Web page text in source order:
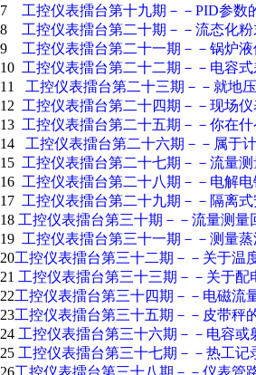
7 工控仪表擂台第十九期－－PID参数
8 工控仪表擂台第二十期－－流态化
9 工控仪表擂台第二十一期－－锅炉
10 工控仪表擂台第二十二期－－电容
11 工控仪表擂台第二十三期－－就地
12 工控仪表擂台第二十四期－－现场
13 工控仪表擂台第二十五期－－你在
14 工控仪表擂台第二十六期－－属于
15 工控仪表擂台第二十七期－－流量
16 工控仪表擂台第二十八期－－电解
17 工控仪表擂台第二十九期－－隔离
18 工控仪表擂台第三十期－－流量测量
19 工控仪表擂台第三十一期－－测量
20工控仪表擂台第三十二期－－关于温
21 工控仪表擂台第三十三期－－关于配
22工控仪表擂台第三十四期－－电磁流
23工控仪表擂台第三十五期－－皮带秤
24 工控仪表擂台第三十六期－－电容
25 工控仪表擂台第三十七期－－热工
26工控仪表擂台第三十八期－－仪表管